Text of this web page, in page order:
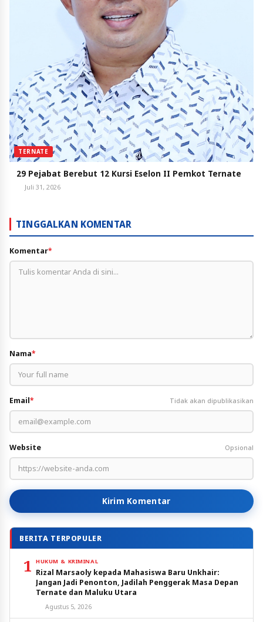
TERNATE
29 Pejabat Berebut 12 Kursi Eselon II Pemkot Ternate
Juli 31, 2026
TINGGALKAN KOMENTAR
Komentar*
Nama*
Email* Tidak akan dipublikasikan
Website Opsional
Kirim Komentar
BERITA TERPOPULER
1 HUKUM & KRIMINAL
Rizal Marsaoly kepada Mahasiswa Baru Unkhair:
Jangan Jadi Penonton, Jadilah Penggerak Masa Depan
Ternate dan Maluku Utara
Agustus 5, 2026